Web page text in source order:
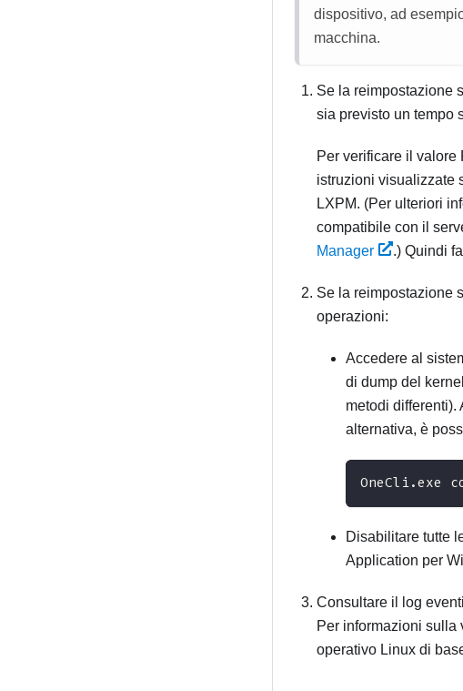
dispositivo, ad
macchina.
Se la reimpostazione
sia previsto un tempo
Per verificare il valore
istruzioni visualizzate
LXPM. (Per ulteriori
compatibile con il
Manager
.)Quindi
Se la reimpostazione
operazioni:
Accedere al
di dump del
metodi
alternativa, è
OneCli.exe
Disabilitare tutte
Application per
Consultare il log
Per informazioni
operativo Linux di